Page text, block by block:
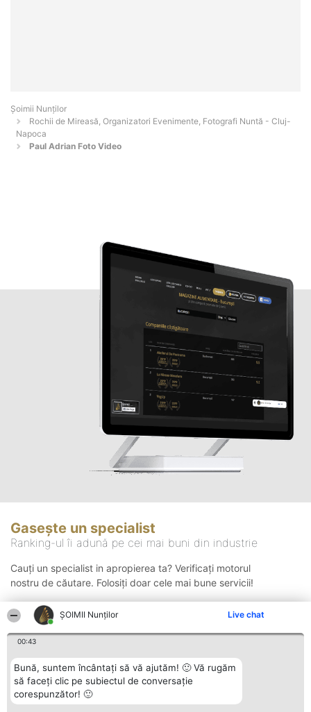
ȘOIMII Nunților Live chat
00:43
Bună, suntem încântați să vă ajutăm! 🙂 Vă rugăm
să faceți clic pe subiectul de conversație
corespunzător! 🙂
Șoimii Nunților
Rochii de Mireasă, Organizatori Evenimente, Fotografi Nuntă - Cluj-
Napoca
Paul Adrian Foto Video
Gasește un specialist
Ranking-ul îi adună pe cei mai buni din industrie
Cauți un specialist in apropierea ta? Verificați motorul
nostru de căutare. Folosiți doar cele mai bune servicii!